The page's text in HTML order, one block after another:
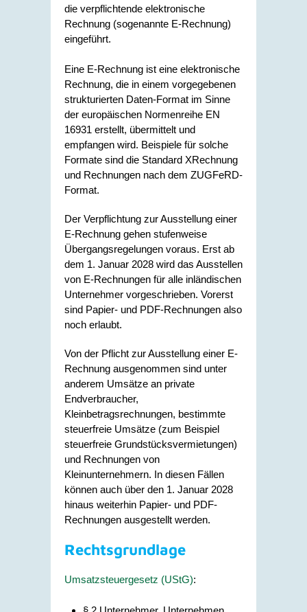
die verpflichtende elektronische
Rechnung (sogenannte E-Rechnung)
eingeführt.
Eine E-Rechnung ist eine elektronische
Rechnung, die in einem vorgegebenen
strukturierten Daten-Format im Sinne
der europäischen Normenreihe EN
16931 erstellt, übermittelt und
empfangen wird. Beispiele für solche
Formate sind die Standard XRechnung
und Rechnungen nach dem ZUGFeRD-
Format.
Der Verpflichtung zur Ausstellung einer
E-Rechnung gehen stufenweise
Übergangsregelungen voraus. Erst ab
dem 1. Januar 2028 wird das Ausstellen
von E-Rechnungen für alle inländischen
Unternehmer vorgeschrieben. Vorerst
sind Papier- und PDF-Rechnungen also
noch erlaubt.
Von der Pflicht zur Ausstellung einer E-
Rechnung ausgenommen sind unter
anderem Umsätze an private
Endverbraucher,
Kleinbetragsrechnungen, bestimmte
steuerfreie Umsätze (zum Beispiel
steuerfreie Grundstücksvermietungen)
und Rechnungen von
Kleinunternehmern. In diesen Fällen
können auch über den 1. Januar 2028
hinaus weiterhin Papier- und PDF-
Rechnungen ausgestellt werden.
Rechtsgrundlage
Umsatzsteuergesetz (UStG):